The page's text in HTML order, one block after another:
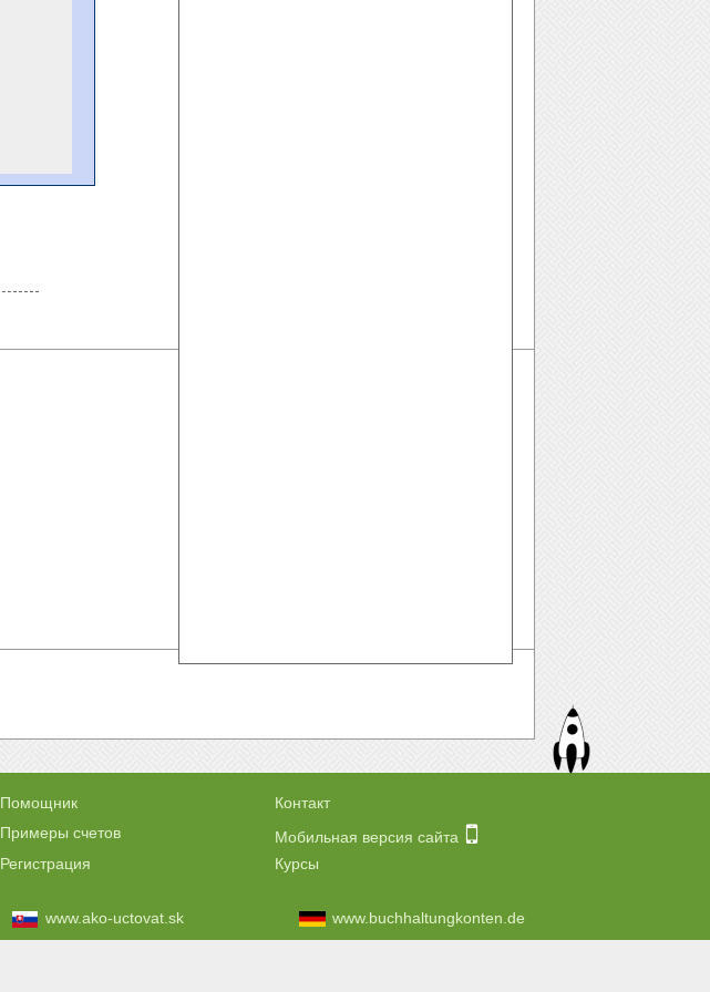
Помощник
Контакт
Примеры счетов
Мобильная версия сайта
Регистрация Курсы
www.ako-uctovat.sk
www.buchhaltungkonten.de